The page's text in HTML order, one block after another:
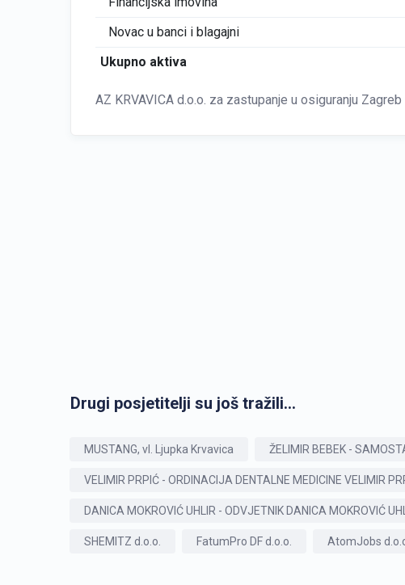
Novac u banci i blagajni
Ukupno aktiva
AZ KRVAVICA d.o.o. za zastupanje u osiguranju Zagreb
Drugi posjetitelji su još tražili...
MUSTANG, vl. Ljupka Krvavica ŽELIMIR BEBEK -
VELIMIR PRPIĆ - ORDINACIJA DENTALNE MEDICINE VELIMIR
DANICA MOKROVIĆ UHLIR - ODVJETNIK DANICA MOKROVIĆ
SHEMITZ d.o.o. FatumPro DF d.o.o. AtomJobs